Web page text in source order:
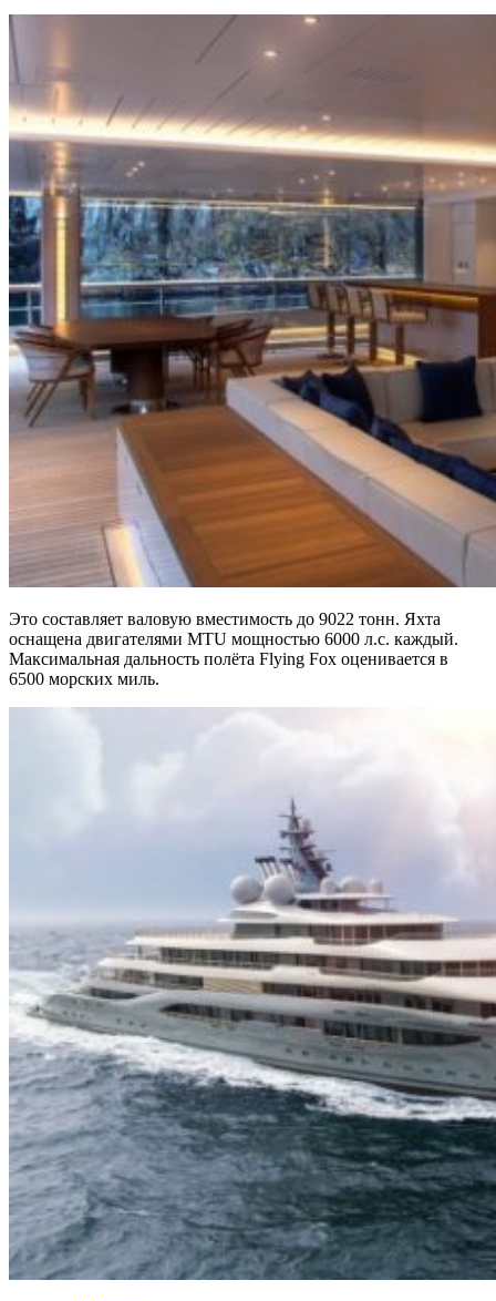
Это составляет валовую вместимость до 9022 тонн. Яхта
оснащена двигателями MTU мощностью 6000 л.с. каждый.
Максимальная дальность полёта Flying Fox оценивается в
6500 морских миль.